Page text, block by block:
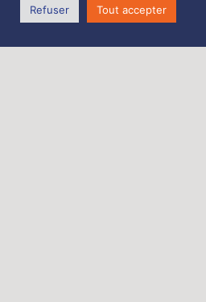
fermeture éclair sur les dessus.
Refuser Tout accepter